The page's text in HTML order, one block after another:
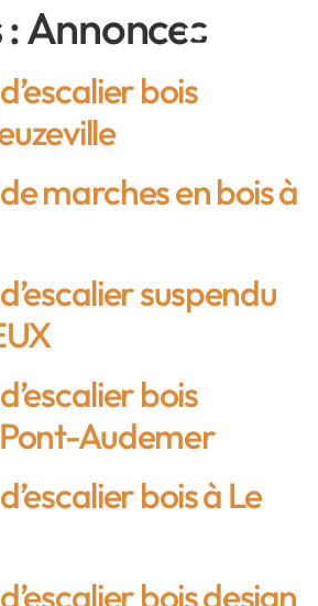
Annonces
bois
marches en bois à
suspendu
bois
Audemer
bois à Le
bois design